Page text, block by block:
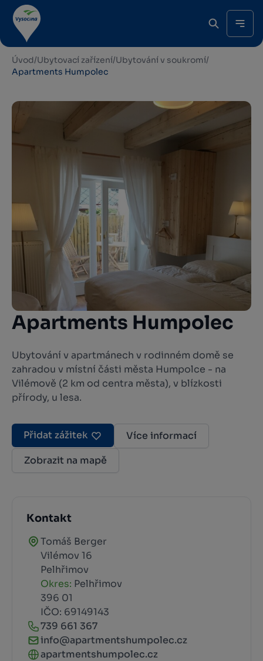
Úvod/Ubytovací zařízení/Ubytování v soukromí/
Apartments Humpolec
Apartments Humpolec
Ubytování v apartmánech v rodinném domě se
zahradou v místní části města Humpolce - na
Vilémově (2 km od centra města), v blízkosti
přírody, u lesa.
Přidat zážitek
Více informací
Zobrazit na mapě
Kontakt
Tomáš Berger
Vilémov 16
Pelhřimov
Okres: Pelhřimov
396 01
IČO: 69149143
739 661 367
info@apartmentshumpolec.cz
apartmentshumpolec.cz